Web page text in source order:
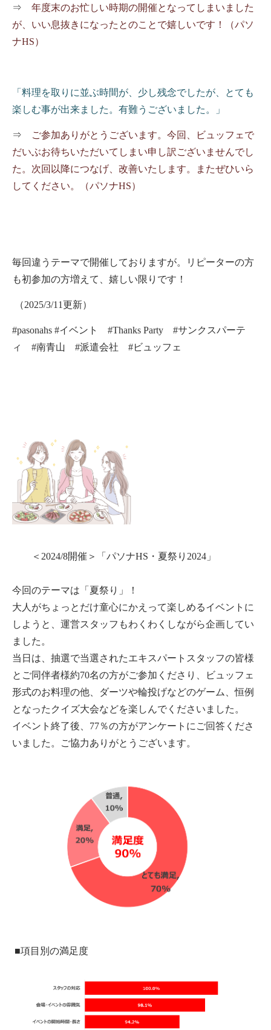
⇒ 年度末のお忙しい時期の開催となってしまいました
が、いい息抜きになったとのことで嬉しいです！（パソ
ナHS）
「料理を取りに並ぶ時間が、少し残念でしたが、とても
楽しむ事が出来ました。有難うございました。」
⇒
ご参加ありがとうございます。今回、ビュッフェで
だいぶお待ちいただいてしまい申し訳ございませんでし
た。次回以降につなげ、改善いたします。またぜひいら
してください。（パソナHS）
毎回違うテーマで開催しておりますが。リピーターの方
も初参加の方増えて、嬉しい限りです！
（2025/3/11更新）
#pasonahs #イベント #Thanks Party #サンクスパーテ
ィ #南青山 #派遣会社 #ビュッフェ
＜2024/8開催＞「パソナHS・夏祭り2024」
今回のテーマは「夏祭り」！
大人がちょっとだけ童心にかえって楽しめるイベントに
しようと、運営スタッフもわくわくしながら企画してい
ました。
当日は、抽選で当選されたエキスパートスタッフの皆様
とご同伴者様約70名の方がご参加くださり、
ビュッフェ
形式のお料理の他、ダーツや輪投げなどのゲーム、恒例
となったクイズ大会などを楽しんでくださいました。
イベント終了後、77％の方がアンケートにご回答くださ
いました。ご協力ありがとうございます。
■項目別の満足度